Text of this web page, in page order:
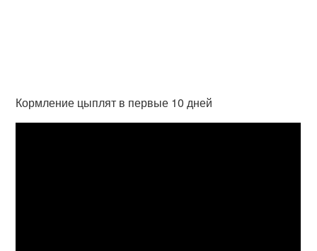
Кормление цыплят в первые 10 дней